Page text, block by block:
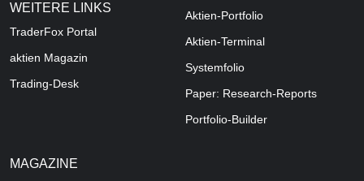
WEITERE LINKS
TraderFox Portal
aktien Magazin
Trading-Desk
Aktien-Portfolio
Aktien-Terminal
Systemfolio
Paper: Research-Reports
Portfolio-Builder
MAGAZINE